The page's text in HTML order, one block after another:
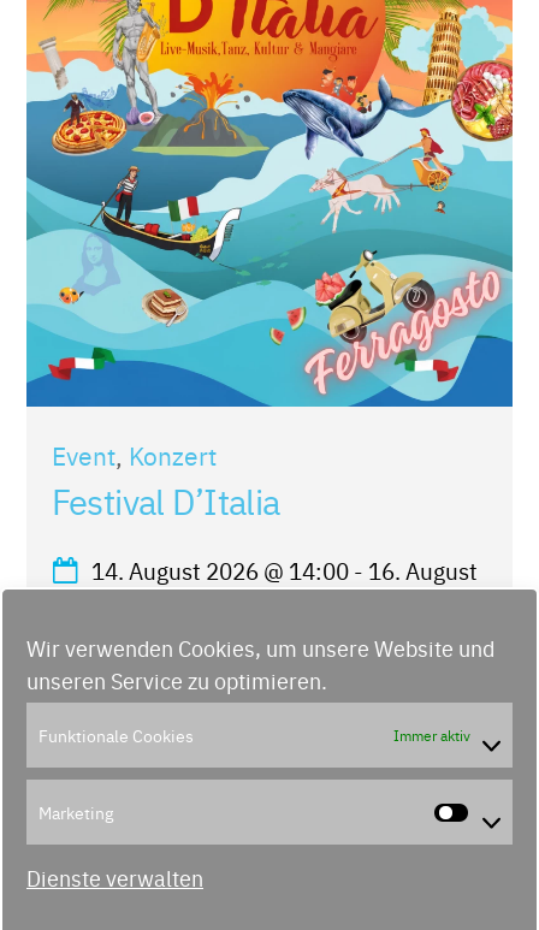
Wir verwenden Cookies, um unsere Website und
unseren Service zu optimieren.
Funktionale Cookies Immer aktiv
Marketing
Dienste verwalten
Event, Konzert
Festival D’Italia
14. August 2026 @ 14:00- 16. August
Unteren Rheinwerft zwischen
Kasematten & Fernsehturm -
Düsseldorf